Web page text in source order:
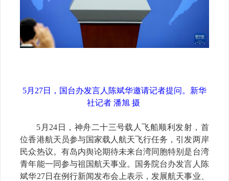
5月27日，国台办发言人陈斌华邀请记者提问。新华
社记者 潘旭 摄
5月24日，神舟二十三号载人飞船顺利发射，首
位香港航天员参与国家载人航天飞行任务，引发两岸
民众热议。有岛内舆论期待未来台湾同胞特别是台湾
青年能一同参与祖国航天事业。国务院台办发言人陈
斌华27日在例行新闻发布会上表示，发展航天事业、